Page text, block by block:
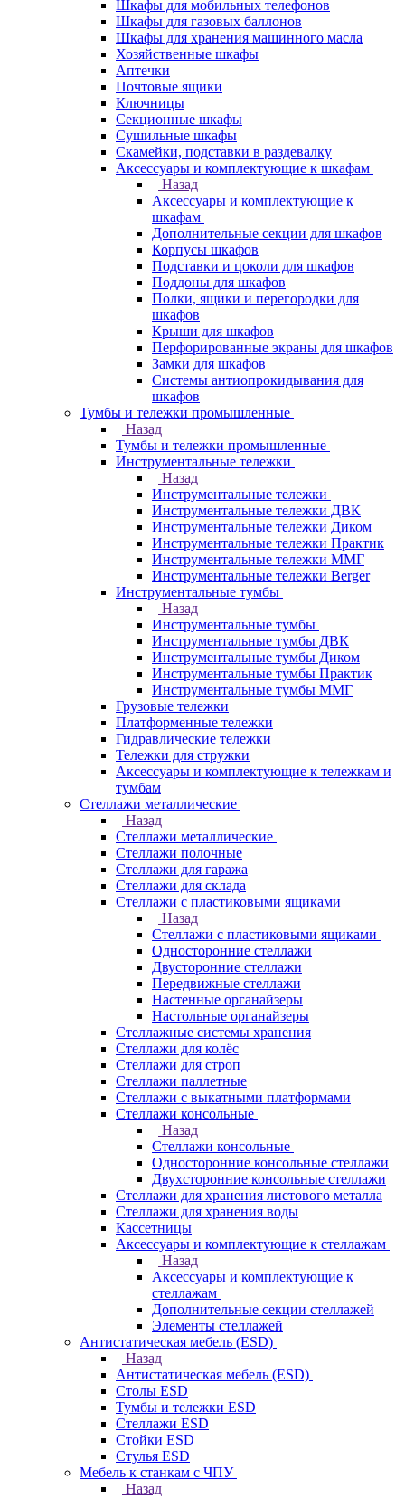
Шкафы для мобильных телефонов
Шкафы для газовых баллонов
Шкафы для хранения машинного масла
Хозяйственные шкафы
Аптечки
Почтовые ящики
Ключницы
Секционные шкафы
Сушильные шкафы
Скамейки, подставки в раздевалку
Аксессуары и комплектующие к шкафам
Назад
Аксессуары и комплектующие к
шкафам
Дополнительные секции для шкафов
Корпусы шкафов
Подставки и цоколи для шкафов
Поддоны для шкафов
Полки, ящики и перегородки для
шкафов
Крыши для шкафов
Перфорированные экраны для шкафов
Замки для шкафов
Системы антиопрокидывания для
шкафов
Тумбы и тележки промышленные
Назад
Тумбы и тележки промышленные
Инструментальные тележки
Назад
Инструментальные тележки
Инструментальные тележки ДВК
Инструментальные тележки Диком
Инструментальные тележки Практик
Инструментальные тележки ММГ
Инструментальные тележки Berger
Инструментальные тумбы
Назад
Инструментальные тумбы
Инструментальные тумбы ДВК
Инструментальные тумбы Диком
Инструментальные тумбы Практик
Инструментальные тумбы ММГ
Грузовые тележки
Платформенные тележки
Гидравлические тележки
Тележки для стружки
Аксесcуары и комплектующие к тележкам и
тумбам
Стеллажи металлические
Назад
Стеллажи металлические
Стеллажи полочные
Стеллажи для гаража
Стеллажи для склада
Стеллажи с пластиковыми ящиками
Назад
Стеллажи с пластиковыми ящиками
Односторонние стеллажи
Двусторонние стеллажи
Передвижные стеллажи
Настенные органайзеры
Настольные органайзеры
Стеллажные системы хранения
Стеллажи для колёс
Стеллажи для строп
Стеллажи паллетные
Стеллажи с выкатными платформами
Стеллажи консольные
Назад
Стеллажи консольные
Односторонние консольные стеллажи
Двухсторонние консольные стеллажи
Стеллажи для хранения листового металла
Стеллажи для хранения воды
Кассетницы
Аксесcуары и комплектующие к стеллажам
Назад
Аксесcуары и комплектующие к
стеллажам
Дополнительные секции стеллажей
Элементы стеллажей
Антистатическая мебель (ESD)
Назад
Антистатическая мебель (ESD)
Столы ESD
Тумбы и тележки ESD
Стеллажи ESD
Стойки ESD
Стулья ESD
Мебель к станкам с ЧПУ
Назад